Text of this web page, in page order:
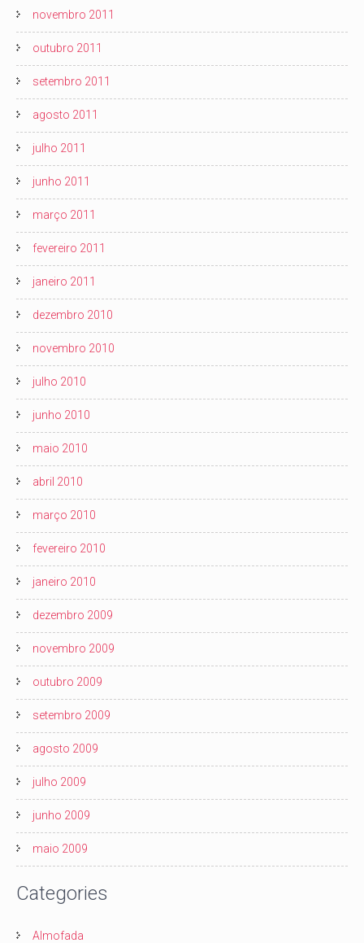
novembro 2011
outubro 2011
setembro 2011
agosto 2011
julho 2011
junho 2011
março 2011
fevereiro 2011
janeiro 2011
dezembro 2010
novembro 2010
julho 2010
junho 2010
maio 2010
abril 2010
março 2010
fevereiro 2010
janeiro 2010
dezembro 2009
novembro 2009
outubro 2009
setembro 2009
agosto 2009
julho 2009
junho 2009
maio 2009
Categories
Almofada